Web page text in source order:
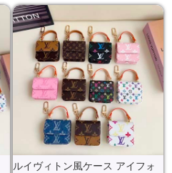
ルイヴィトン風ケース アイフォ